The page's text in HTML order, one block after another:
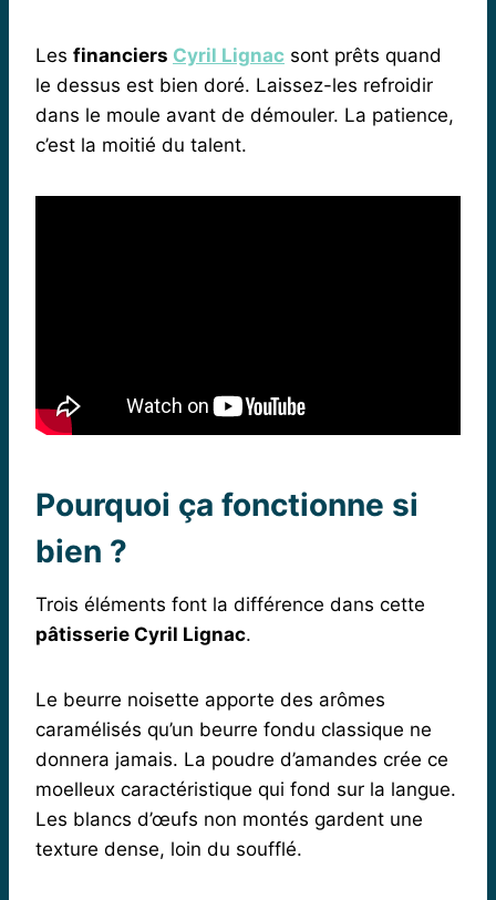
Les financiers Cyril Lignac sont prêts quand
le dessus est bien doré. Laissez-les refroidir
dans le moule avant de démouler. La patience,
c’est la moitié du talent.
Pourquoi ça fonctionne si
bien ?
Trois éléments font la différence dans cette
pâtisserie Cyril Lignac.
Le beurre noisette apporte des arômes
caramélisés qu’un beurre fondu classique ne
donnera jamais. La poudre d’amandes crée ce
moelleux caractéristique qui fond sur la langue.
Les blancs d’œufs non montés gardent une
texture dense, loin du soufflé.